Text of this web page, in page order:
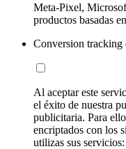
Meta-Pixel,
productos basadas
Conversion tracking
Al aceptar este
el éxito de nuestra
publicitaria. Para
encriptados con los
utilizas sus servicios: